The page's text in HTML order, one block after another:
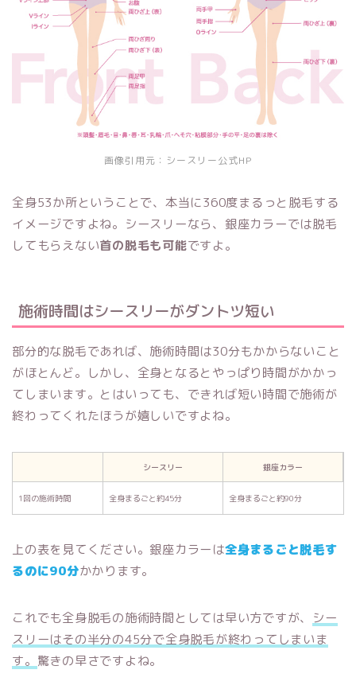
画像引用元： シースリー公式HP
全身53か所ということで、本当に360度まるっと脱毛する
イメージですよね。シースリーなら、銀座カラーでは脱毛
してもらえない首の脱毛も可能ですよ。
施術時間はシースリーがダントツ短い
部分的な脱毛であれば、施術時間は30分もかからないこと
がほとんど。しかし、全身となるとやっぱり時間がかかっ
てしまいます。とはいっても、できれば短い時間で施術が
終わってくれたほうが嬉しいですよね。
シースリー 銀座カラー
1回の施術時間 全身まるごと約45分 全身まるごと約90分
上の表を見てください。銀座カラーは全身まるごと脱毛す
るのに90分かかります。
これでも全身脱毛の施術時間としては早い方ですが、 シー
スリーはその半分の45分で全身脱毛が終わってしまいま
す。 驚きの早さですよね。